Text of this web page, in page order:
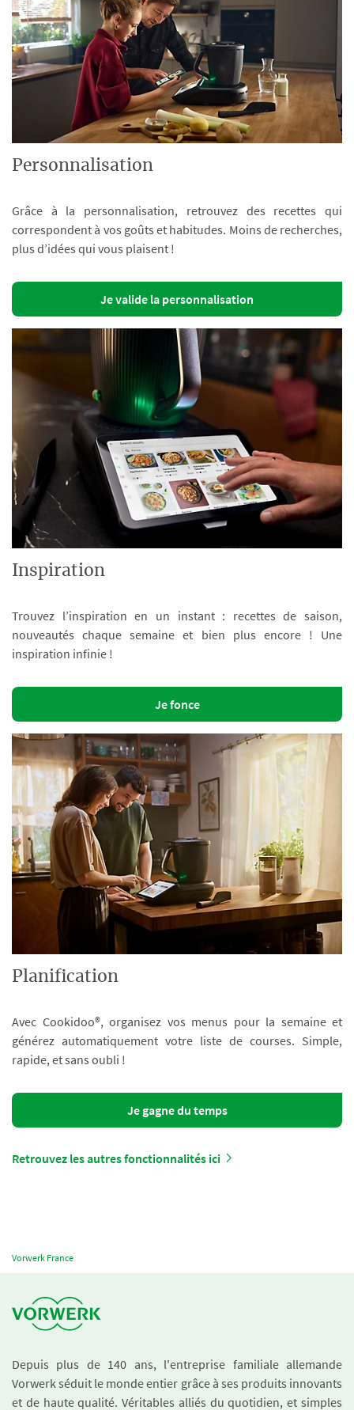
Personnalisation
Grâce à la personnalisation, retrouvez des recettes qui
correspondent à vos goûts et habitudes. Moins de recherches,
plus d’idées qui vous plaisent !
Je valide la personnalisation
Inspiration
Trouvez l’inspiration en un instant : recettes de saison,
nouveautés chaque semaine et bien plus encore ! Une
inspiration infinie !
Je fonce
Planification
Avec Cookidoo®, organisez vos menus pour la semaine et
générez automatiquement votre liste de courses. Simple,
rapide, et sans oubli !
Je gagne du temps
Retrouvez les autres fonctionnalités ici
Vorwerk France
Depuis plus de 140 ans, l'entreprise familiale allemande
Vorwerk séduit le monde entier grâce à ses produits innovants
et de haute qualité. Véritables alliés du quotidien, et simples